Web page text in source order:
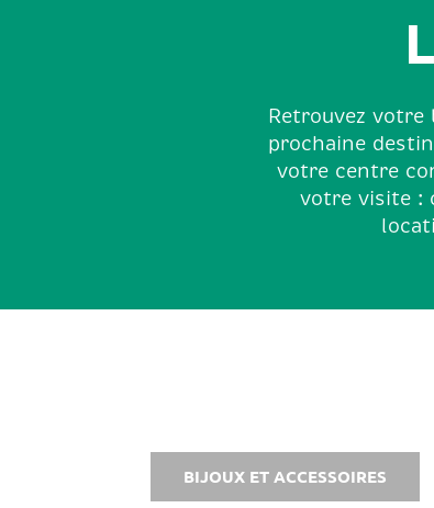
Retrouvez
prochaine
votre centre
votre visite :
BIJOUX ET ACCESSOIRES